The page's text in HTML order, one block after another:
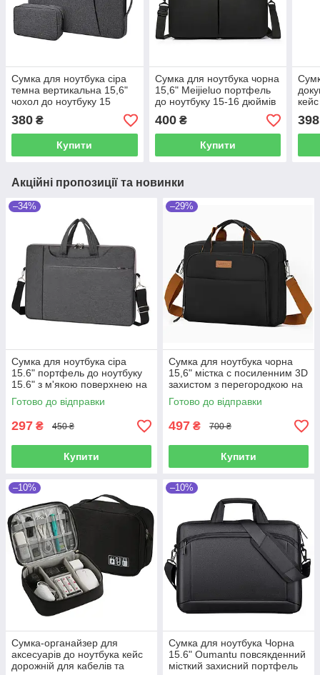
Сумка для ноутбука сіра
темна вертикальна 15,6"
чохол до ноутбуку 15
дюймів з сумочкою для
аксесуарів темно-сірий
380 ₴
Купити
Сумка для ноутбука чорна
15,6" Meijieluo портфель
до ноутбуку 15-16 дюймів
з перегородкою на
липучці чорний
400₴
Купити
на
398
Акційні пропозиції та новинки
–34%
Сумка для ноутбука сіра
15.6" портфель до ноутбуку
15.6" з м'якою поверхнею на
ремені Уцінка!
Готово до відправки
297 ₴ 450 ₴
Купити
–29%
Сумка для ноутбука чорна
15,6" містка с посиленним 3D
захистом з перегородкою на
липучці, кишенями та
органайзером Уцінка!
Готово до відправки
497 ₴ 700 ₴
Купити
–10%
Сумка-органайзер для
аксесуарів до ноутбука кейс
дорожній для кабелів та
–10%
Сумка для ноутбука Чорна
15.6" Oumantu повсякденний
місткий захисний портфель